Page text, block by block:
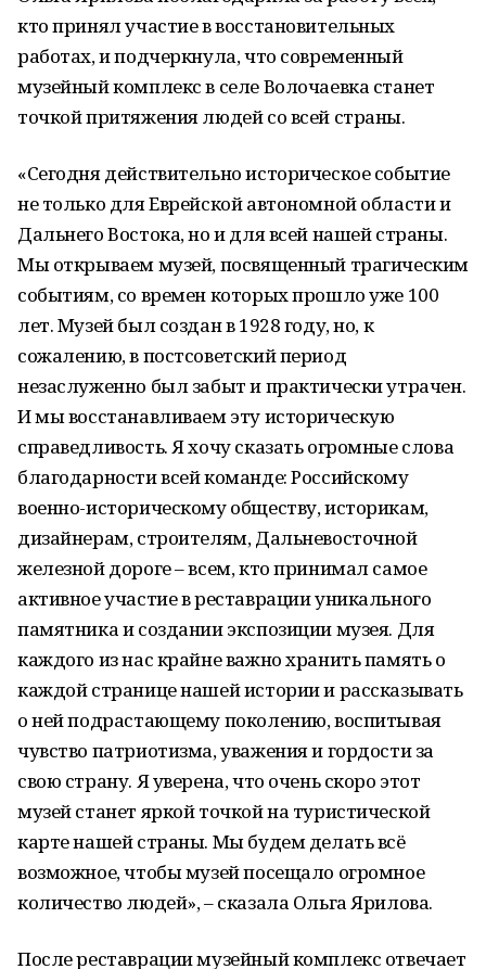
кто принял участие в восстановительных
работах, и подчеркнула, что современный
музейный комплекс в селе Волочаевка станет
точкой притяжения людей со всей страны.
«Сегодня действительно историческое событие
не только для Еврейской автономной области и
Дальнего Востока, но и для всей нашей страны.
Мы открываем музей, посвященный трагическим
событиям, со времен которых прошло уже 100
лет. Музей был создан в 1928 году, но, к
сожалению, в постсоветский период
незаслуженно был забыт и практически утрачен.
И мы восстанавливаем эту историческую
справедливость. Я хочу сказать огромные слова
благодарности всей команде: Российскому
военно-историческому обществу, историкам,
дизайнерам, строителям, Дальневосточной
железной дороге – всем, кто принимал самое
активное участие в реставрации уникального
памятника и создании экспозиции музея. Для
каждого из нас крайне важно хранить память о
каждой странице нашей истории и рассказывать
о ней подрастающему поколению, воспитывая
чувство патриотизма, уважения и гордости за
свою страну. Я уверена, что очень скоро этот
музей станет яркой точкой на туристической
карте нашей страны. Мы будем делать всё
возможное, чтобы музей посещало огромное
количество людей», – сказала Ольга Ярилова.
После реставрации музейный комплекс отвечает